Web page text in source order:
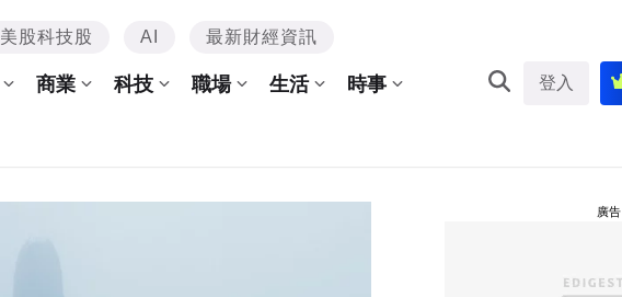
美股科技股 AI 最新財經資訊
商業 科技 職場 生活 時事 登入
廣告